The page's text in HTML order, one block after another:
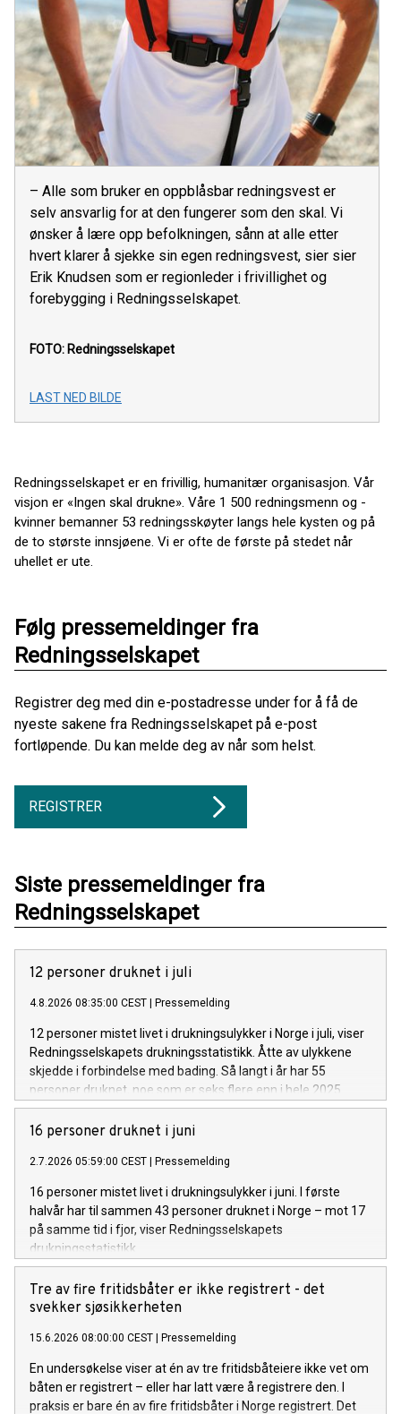
– Alle som bruker en oppblåsbar redningsvest er
selv ansvarlig for at den fungerer som den skal. Vi
ønsker å lære opp befolkningen, sånn at alle etter
hvert klarer å sjekke sin egen redningsvest, sier sier
Erik Knudsen som er regionleder i frivillighet og
forebygging i Redningsselskapet.
FOTO: Redningsselskapet
LAST NED BILDE
Redningsselskapet er en frivillig, humanitær organisasjon. Vår
visjon er «Ingen skal drukne». Våre 1 500 redningsmenn og -
kvinner bemanner 53 redningsskøyter langs hele kysten og på
de to største innsjøene. Vi er ofte de første på stedet når
uhellet er ute.
Følg pressemeldinger fra
Redningsselskapet
Registrer deg med din e-postadresse under for å få de
nyeste sakene fra Redningsselskapet på e-post
fortløpende. Du kan melde deg av når som helst.
REGISTRER
Siste pressemeldinger fra
Redningsselskapet
12 personer druknet i juli
4.8.2026 08:35:00 CEST Pressemelding
12 personer mistet livet i drukningsulykker i Norge i juli, viser
Redningsselskapets drukningsstatistikk. Åtte av ulykkene
skjedde i forbindelse med bading. Så langt i år har 55
personer druknet, noe som er seks flere enn i hele 2025.
16 personer druknet i juni
2.7.2026 05:59:00 CEST Pressemelding
16 personer mistet livet i drukningsulykker i juni. I første
halvår har til sammen 43 personer druknet i Norge – mot 17
på samme tid i fjor, viser Redningsselskapets
drukningsstatistikk.
Tre av fire fritidsbåter er ikke registrert - det
svekker sjøsikkerheten
15.6.2026 08:00:00 CEST Pressemelding
En undersøkelse viser at én av tre fritidsbåteiere ikke vet om
båten er registrert – eller har latt være å registrere den. I
praksis er bare én av fire fritidsbåter i Norge registrert. Det